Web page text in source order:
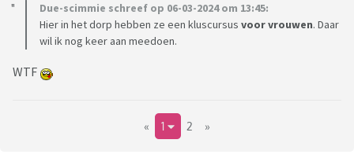
Due-scimmie schreef op 06-03-2024 om 13:45:
Hier in het dorp hebben ze een kluscursus voor vrouwen. Daar
wil ik nog keer aan meedoen.
WTF
« 1 2 »